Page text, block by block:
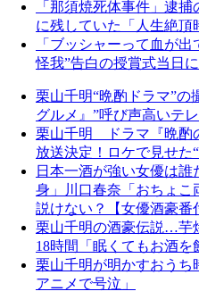
「那須焼死体事件」逮
に残していた「人生絶頂
「ブッシャーって血が
怪我”告白の授賞式当日
栗山千明“晩酌ドラマ”の
グルメ』”呼び声高いテ
栗山千明 ドラマ『晩酌
放送決定！ロケで見せた
日本一酒が強い女優は
身」川口春奈「おちょこ
説けない？【女優酒豪番
栗山千明の酒豪伝説…芋
18時間「眠くてもお酒を
栗山千明が明かすおうち
アニメで号泣」